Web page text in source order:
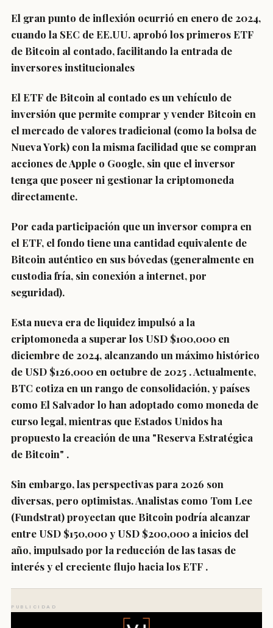
El gran punto de inflexión ocurrió en enero de 2024,
cuando la SEC de EE.UU. aprobó los primeros ETF
de Bitcoin al contado, facilitando la entrada de
inversores institucionales
El ETF de Bitcoin al contado es un vehículo de
inversión que permite comprar y vender Bitcoin en
el mercado de valores tradicional (como la bolsa de
Nueva York) con la misma facilidad que se compran
acciones de Apple o Google, sin que el inversor
tenga que poseer ni gestionar la criptomoneda
directamente.
Por cada participación que un inversor compra en
el ETF, el fondo tiene una cantidad equivalente de
Bitcoin auténtico en sus bóvedas (generalmente en
custodia fría, sin conexión a internet, por
seguridad).
Esta nueva era de liquidez impulsó a la
criptomoneda a superar los USD $100,000 en
diciembre de 2024, alcanzando un máximo histórico
de USD $126,000 en octubre de 2025 . Actualmente,
BTC cotiza en un rango de consolidación, y países
como El Salvador lo han adoptado como moneda de
curso legal, mientras que Estados Unidos ha
propuesto la creación de una "Reserva Estratégica
de Bitcoin" .
Sin embargo, las perspectivas para 2026 son
diversas, pero optimistas. Analistas como Tom Lee
(Fundstrat) proyectan que Bitcoin podría alcanzar
entre USD $150,000 y USD $200,000 a inicios del
año, impulsado por la reducción de las tasas de
interés y el creciente flujo hacia los ETF .
PUBLICIDAD